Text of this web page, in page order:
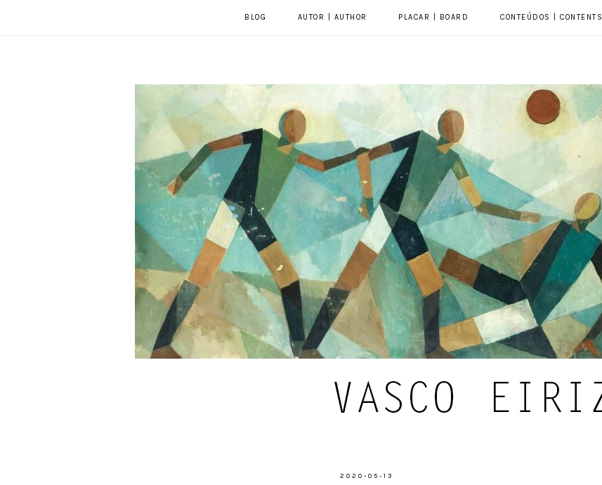
BLOG AUTOR | AUTHOR PLACAR | BOARD CONTEÚDOS | CONTENTS
2020-05-13